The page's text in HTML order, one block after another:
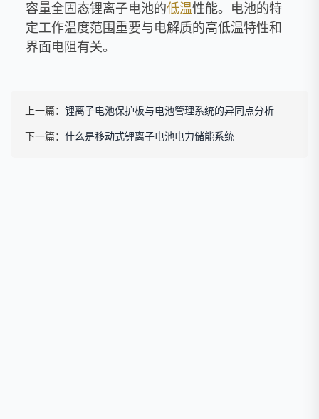
容量全固态锂离子电池的低温性能。电池的特
定工作温度范围重要与电解质的高低温特性和
界面电阻有关。
上一篇： 锂离子电池保护板与电池管理系统的异同点分析
下一篇： 什么是移动式锂离子电池电力储能系统